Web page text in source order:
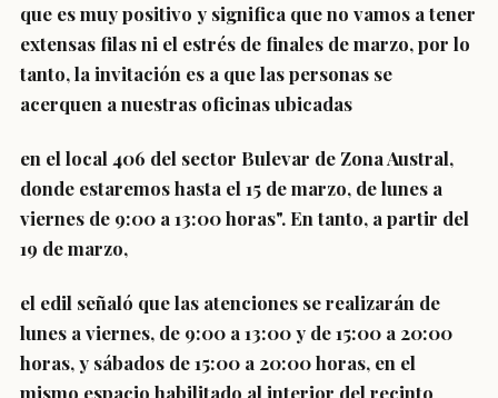
que es muy positivo y significa que no vamos a tener
extensas filas ni el estrés de finales de marzo, por lo
tanto, la invitación es a que las personas se
acerquen a nuestras oficinas ubicadas
en el local 406 del sector Bulevar de Zona Austral,
donde estaremos hasta el 15 de marzo, de lunes a
viernes de 9:00 a 13:00 horas". En tanto, a partir del
19 de marzo,
el edil señaló que las atenciones se realizarán de
lunes a viernes, de 9:00 a 13:00 y de 15:00 a 20:00
horas, y sábados de 15:00 a 20:00 horas, en el
mismo espacio habilitado al interior del recinto